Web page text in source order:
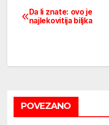
Post
Da li znate: ovo je
najlekovitija biljka
POVEZANO